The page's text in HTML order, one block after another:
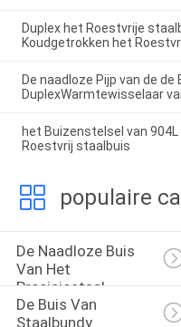
Duplex het Roestvrije
Koudgetrokken het
De naadloze Pijp van de
DuplexWarmtewisselaar
het Buizenstelsel van
Roestvrij staalbuis
populaire
De Naadloze Buis
Van Het
Precisiestaal
De Buis Van
Staalbundy